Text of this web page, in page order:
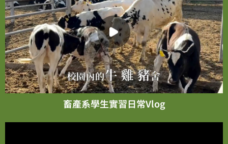
畜產系學生實習日常Vlog